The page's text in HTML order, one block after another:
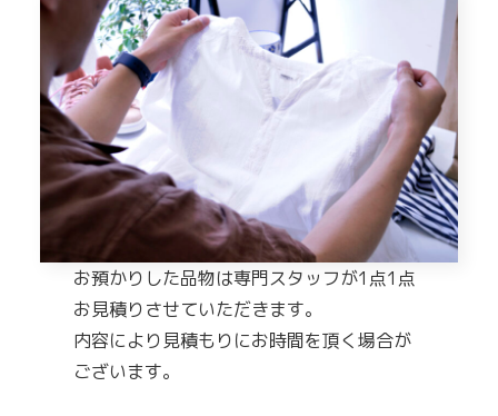
お預かりした品物は専門スタッフが1点1点
お見積りさせていただきます。
内容により見積もりにお時間を頂く場合が
ございます。